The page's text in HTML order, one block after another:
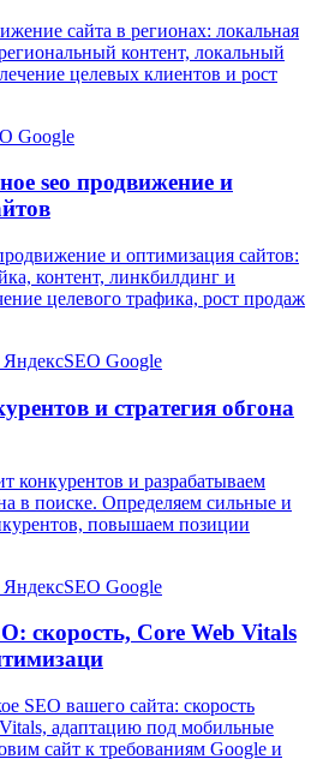
сайта в регионах: локальная
контент, локальный
целевых клиентов и рост
Google
seo продвижение и
и оптимизация сайтов:
контент, линкбилдинг и
целевого трафика, рост продаж
ЯндексSEO Google
и стратегия обгона
конкурентов и разрабатываем
в поиске. Определяем сильные и
повышаем позиции
ЯндексSEO Google
скорость, Core Web Vitals
SEO вашего сайта: скорость
Vitals, адаптацию под мобильные
сайт к требованиям Google и